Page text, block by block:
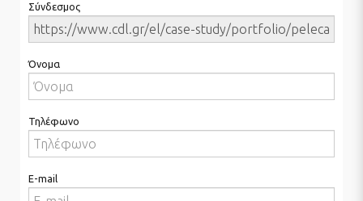
Σύνδεσμος
Όνομα
Τηλέφωνο
E-mail